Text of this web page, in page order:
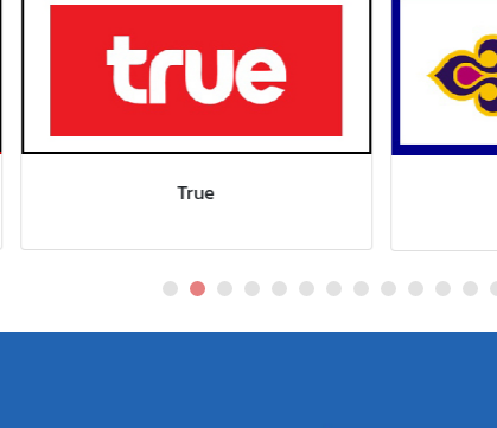
True